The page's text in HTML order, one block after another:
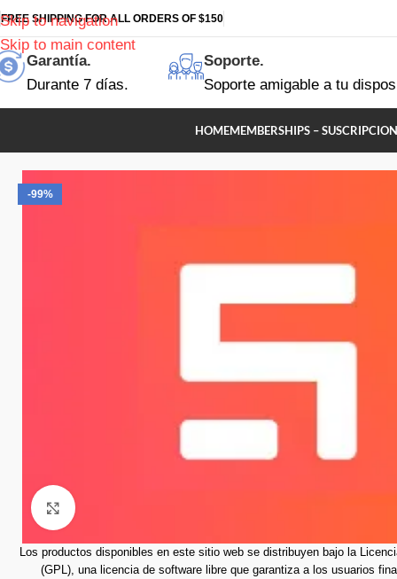
Skip to navigation
Skip to main content
FREE SHIPPING FOR ALL ORDERS OF $150
Garantía.
Durante 7 días.
Soporte.
Soporte amigable a tu
HOMEMEMBERSHIPS –
-99%
Los productos disponibles en este sitio web se distribuyen bajo la
(GPL), una licencia de software libre que garantiza a los usuarios